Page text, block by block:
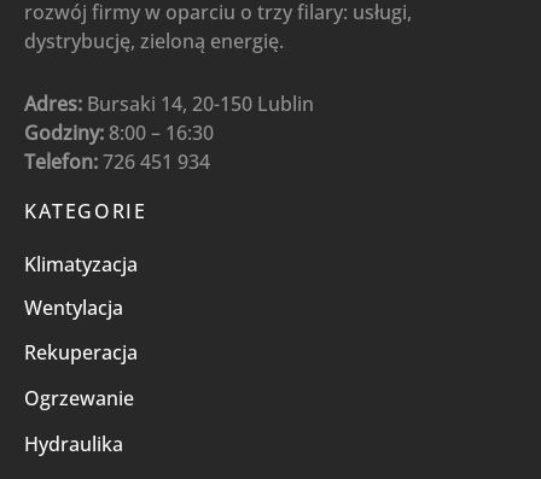
rozwój firmy w oparciu o trzy filary: usługi,
dystrybucję, zieloną energię.
Adres: Bursaki 14, 20-150 Lublin
Godziny: 8:00 – 16:30
Telefon:726 451 934
KATEGORIE
Klimatyzacja
Wentylacja
Rekuperacja
Ogrzewanie
Hydraulika